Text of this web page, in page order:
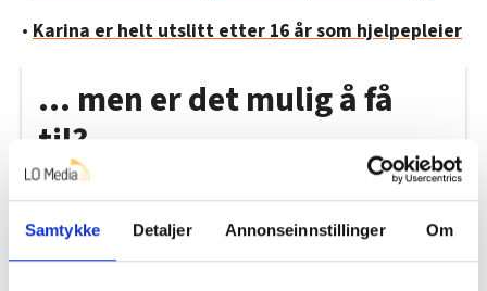
Samtykke Detaljer Annonseinnstillinger Om
• Karina er helt utslitt etter 16 år som hjelpepleier
… men er det mulig å få
til?
Et forbud mot bemanningsbyråer kan bidra til å
minske skadevirkningene av løsarbeidermodellen i